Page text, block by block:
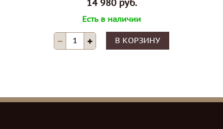
14 980 руб.
Есть в наличии
В КОРЗИНУ